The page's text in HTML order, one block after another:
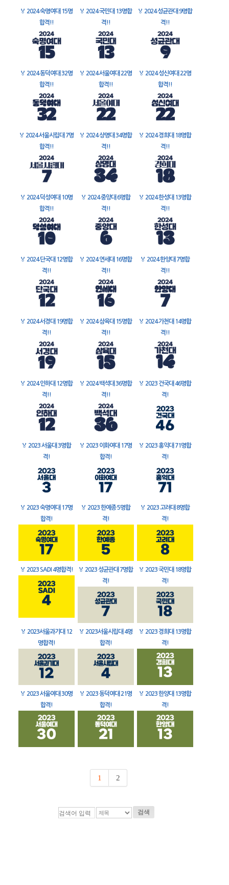
🏅 2024 숙명여대 15명
합격!!
🏅 2024 국민대 13명합
격!!
🏅 2024 성균관대 9명합
격!!
🏅 2024 동덕여대 32명
합격!!
🏅 2024 서울여대 22명
합격!!
🏅 2024 성신여대 22명
합격!!
🏅 2024 서울시립대 7명
합격!!
🏅 2024 상명대 34명합
격!!
🏅 2024 경희대 18명합
격!!
🏅 2024 덕성여대 10명
합격!!
🏅 2024 중앙대 6명합
격!!
🏅 2024 한성대 13명합
격!!
🏅 2024 단국대 12명합
격!!
🏅 2024 연세대 16명합
격!!
🏅 2024 한양대 7명합
격!!
🏅 2024 서경대 19명합
격!!
🏅 2024 삼육대 15명합
격!!
🏅 2024 가천대 14명합
격!!
🏅 2024 인하대 12명합
격!!
🏅 2024 백석대 36명합
격!!
🏅 2023 건국대 46명합
격!
🏅 2023 서울대 3명합
격!
🏅 2023 이화여대 17명
합격!
🏅 2023 홍익대 71명합
격!
🏅 2023 숙명여대 17명
합격!
🏅 2023 한예종 5명합
격!
🏅 2023 고려대 8명합
격!
🏅 2023 SADI 4명합격! 🏅 2023 성균관대 7명합
격!
🏅 2023 국민대 18명합
격!
🏅 2023서울과기대 12
명합격!
🏅 2023서울시립대 4명
합격!
🏅 2023 경희대 13명합
격!
🏅 2023 서울여대 30명
합격!
🏅 2023 동덕여대 21명
합격!
🏅 2023 한양대 13명합
격!
1 2
검색